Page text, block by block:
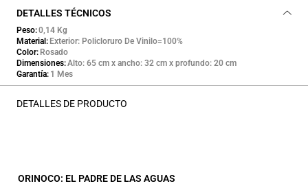
DETALLES TÉCNICOS
Peso 0,14 Kg
Material
Exterior: Policloruro De Vinilo=100%
Color Rosado
Dimensiones Alto: 65 cm x ancho: 32 cm x profundo: 20 cm
Garantía 1 Mes
DETALLES DE PRODUCTO
ORINOCO: EL PADRE DE LAS AGUAS